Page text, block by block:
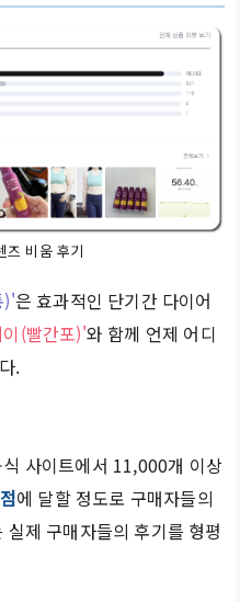
즈 비움 후기
)'은 효과적인 단기간 다이어
(빨간포)'와 함께 언제 어디
.
사이트에서 11,000개 이상
에 달할 정도로 구매자들의
제 구매자들의 후기를 형평